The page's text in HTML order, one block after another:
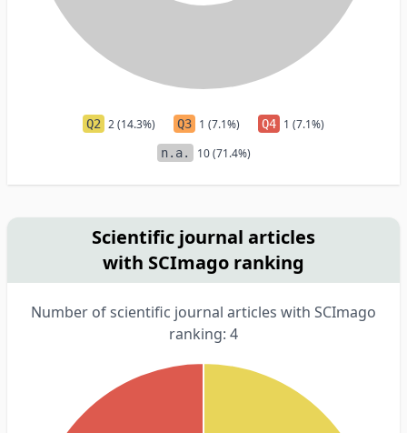
Q2 2 (14.3%) Q3 1 (7.1%) Q4 1 (7.1%)
n.a. 10 (71.4%)
Scientific journal articles
with SCImago ranking
Number of scientific journal articles with SCImago
ranking: 4